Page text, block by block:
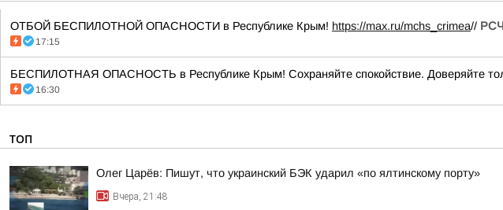
ОТБОЙ БЕСПИЛОТНОЙ ОПАСНОСТИ в Республике Крым! https://max.ru/mchs_crimea//
17:15
БЕСПИЛОТНАЯ ОПАСНОСТЬ в Республике Крым! Сохраняйте спокойствие. Доверяйте
16:30
ТОП
Олег Царёв: Пишут, что украинский БЭК ударил «по ялтинскому порту»
Вчера, 21:48